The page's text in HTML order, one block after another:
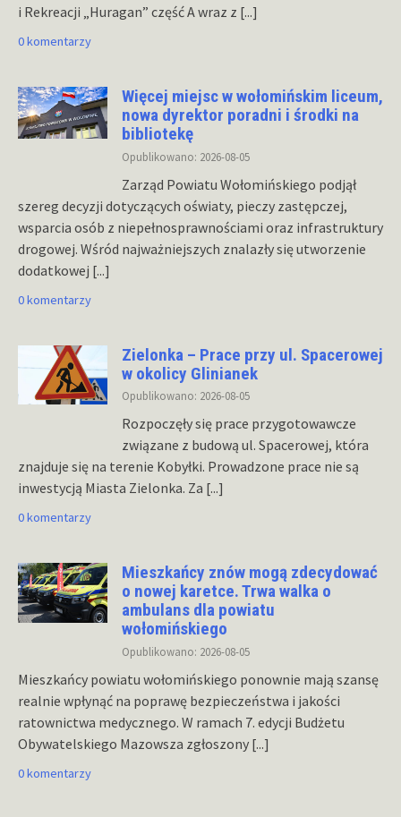
i Rekreacji „Huragan” część A wraz z [...]
0 komentarzy
Więcej miejsc w wołomińskim liceum,
nowa dyrektor poradni i środki na
bibliotekę
Opublikowano: 2026-08-05
Zarząd Powiatu Wołomińskiego podjął
szereg decyzji dotyczących oświaty, pieczy zastępczej,
wsparcia osób z niepełnosprawnościami oraz infrastruktury
drogowej. Wśród najważniejszych znalazły się utworzenie
dodatkowej [...]
0 komentarzy
Zielonka – Prace przy ul. Spacerowej
w okolicy Glinianek
Opublikowano: 2026-08-05
Rozpoczęły się prace przygotowawcze
związane z budową ul. Spacerowej, która
znajduje się na terenie Kobyłki. Prowadzone prace nie są
inwestycją Miasta Zielonka. Za [...]
0 komentarzy
Mieszkańcy znów mogą zdecydować
o nowej karetce. Trwa walka o
ambulans dla powiatu
wołomińskiego
Opublikowano: 2026-08-05
Mieszkańcy powiatu wołomińskiego ponownie mają szansę
realnie wpłynąć na poprawę bezpieczeństwa i jakości
ratownictwa medycznego. W ramach 7. edycji Budżetu
Obywatelskiego Mazowsza zgłoszony [...]
0 komentarzy